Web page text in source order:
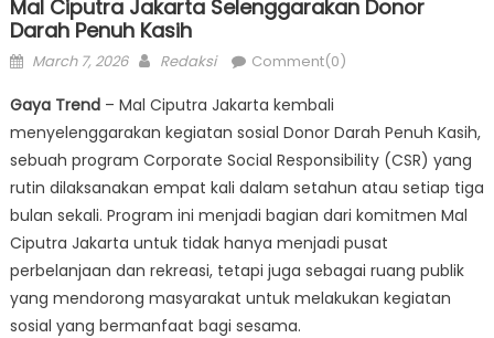
Mal Ciputra Jakarta Selenggarakan Donor
Darah Penuh Kasih
Posted
March 7, 2026 Author
Redaksi Comment(0)
Gaya Trend– Mal Ciputra Jakarta kembali
menyelenggarakan kegiatan sosial Donor Darah Penuh Kasih,
sebuah program Corporate Social Responsibility (CSR) yang
rutin dilaksanakan empat kali dalam setahun atau setiap tiga
bulan sekali. Program ini menjadi bagian dari komitmen Mal
Ciputra Jakarta untuk tidak hanya menjadi pusat
perbelanjaan dan rekreasi, tetapi juga sebagai ruang publik
yang mendorong masyarakat untuk melakukan kegiatan
sosial yang bermanfaat bagi sesama.